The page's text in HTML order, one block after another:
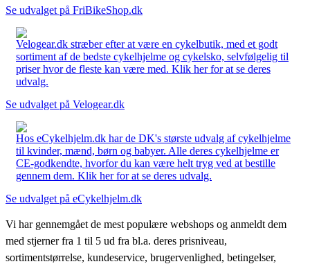
Se udvalget på FriBikeShop.dk
Velogear.dk stræber efter at være en cykelbutik, med et godt
sortiment af de bedste cykelhjelme og cykelsko, selvfølgelig til
priser hvor de fleste kan være med. Klik her for at se deres
udvalg.
Se udvalget på Velogear.dk
Hos eCykelhjelm.dk har de DK's største udvalg af cykelhjelme
til kvinder, mænd, børn og babyer. Alle deres cykelhjelme er
CE-godkendte, hvorfor du kan være helt tryg ved at bestille
gennem dem. Klik her for at se deres udvalg.
Se udvalget på eCykelhjelm.dk
Vi har gennemgået de mest populære webshops og anmeldt dem
med stjerner fra 1 til 5 ud fra bl.a. deres prisniveau,
sortimentstørrelse, kundeservice, brugervenlighed, betingelser,